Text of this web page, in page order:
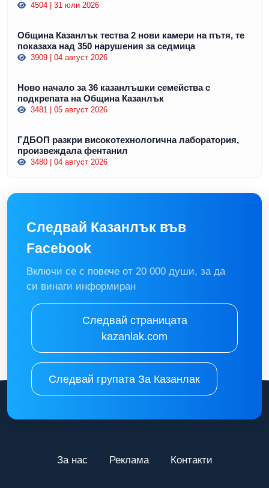
4504 | 31 юли 2026
Община Казанлък тества 2 нови камери на пътя, те
показаха над 350 нарушения за седмица
3909 | 04 август 2026
Ново начало за 36 казанлъшки семейства с
подкрепата на Община Казанлък
3481 | 05 август 2026
ГДБОП разкри високотехнологична лаборатория,
произвеждала фентанил
3480 | 04 август 2026
Следвай Казанлък във
Facebook
Включи се с повече от 20 000 души, за да
си винаги информиран
Следвай страницата
kazanlak.com
Следвай групата За Казанлак
За нас Реклама Контакти